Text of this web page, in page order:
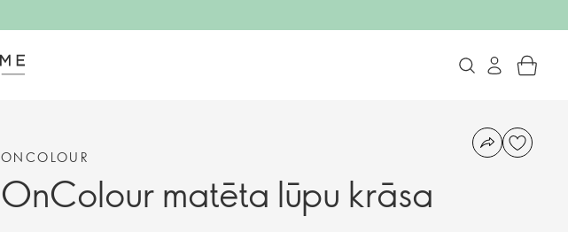
ONCOLOUR
OnColour matēta lūpu krāsa